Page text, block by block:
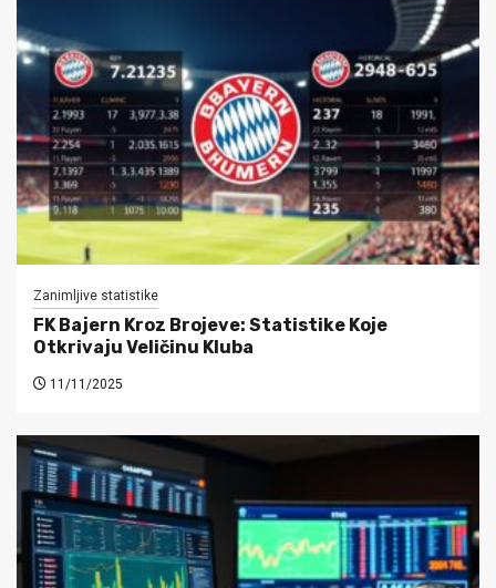
Zanimljive statistike
FK Bajern Kroz Brojeve: Statistike Koje
Otkrivaju Veličinu Kluba
11/11/2025